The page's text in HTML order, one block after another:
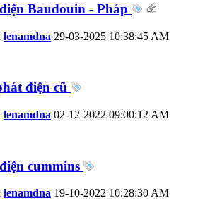
Baudouin - Pháp
lenamdna 29-03-2025 10:38:45 AM
điện cũ
lenamdna 02-12-2022 09:00:12 AM
cummins
lenamdna 19-10-2022 10:28:30 AM